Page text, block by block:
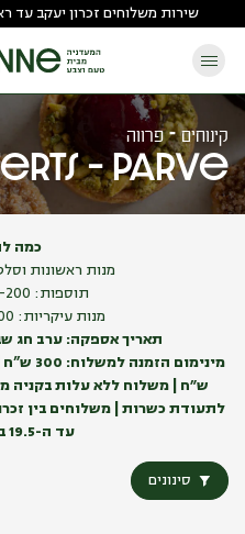
to
content
שירות משלוחים זכרון יעקב עד
קינוחים - פרווה
– Parve
כמה
מנות ראשונות וסלטים: 150
תוספות: 150-200 גרם לסועד
מנות עיקריות: 150-200 גרם לסועד
תאריך אספקה: ערב חג שבועות –
ש״ח | משלוח ללא עלות בקניה מעל 700 ש”ח |
לתעודת כשרות | משלוחים בין
עד ה-19.5 בשעה 10:00
סינונים